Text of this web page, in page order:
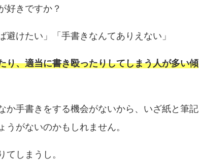
好きですか？
避けたい」「手書きなんてありえない」
り、適当に書き殴ったりしてしまう人が多い傾
か手書きをする機会がないから、いざ紙と筆記
がないのかもしれません。
しまうし。